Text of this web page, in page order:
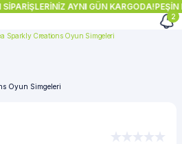
AYNI GÜN KARGODA!PEŞİN
2
Sparkly Creations Oyun Simgeleri